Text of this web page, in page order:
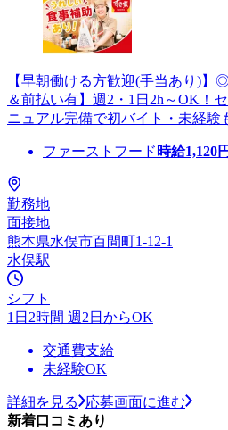
【早朝働ける方歓迎(手当あり)
＆前払い有】週2・1日2h～OK！
ニュアル完備で初バイト・未経験
ファーストフード 時給1,120
勤務地
面接地
熊本県水俣市百間町1-12-1
水俣駅
シフト
1日2時間 週2日からOK
交通費支給
未経験OK
詳細を見る
応募画面に進む
新着口コミあり